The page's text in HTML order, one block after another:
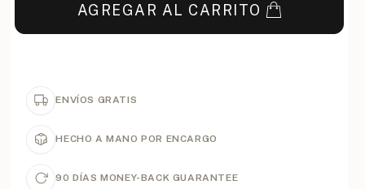
AGREGAR AL CARRITO
ENVÍOS GRATIS
HECHO A MANO POR ENCARGO
90 DÍAS MONEY-BACK GUARANTEE